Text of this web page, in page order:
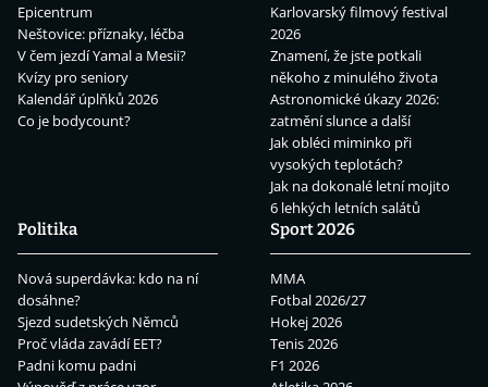
Epicentrum
Neštovice: příznaky, léčba
V čem jezdí Yamal a Mesii?
Kvízy pro seniory
Kalendář úplňků 2026
Co je bodycount?
Karlovarský filmový festival
2026
Znamení, že jste potkali
někoho z minulého života
Astronomické úkazy 2026:
zatmění slunce a další
Jak obléci miminko při
vysokých teplotách?
Jak na dokonalé letní mojito
6 lehkých letních salátů
Politika
Nová superdávka: kdo na ní
dosáhne?
Sjezd sudetských Němců
Proč vláda zavádí EET?
Padni komu padni
Sport 2026
MMA
Fotbal 2026/27
Hokej 2026
Tenis 2026
F1 2026